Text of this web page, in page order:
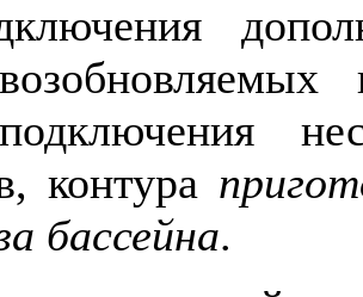
контура
бассейна.